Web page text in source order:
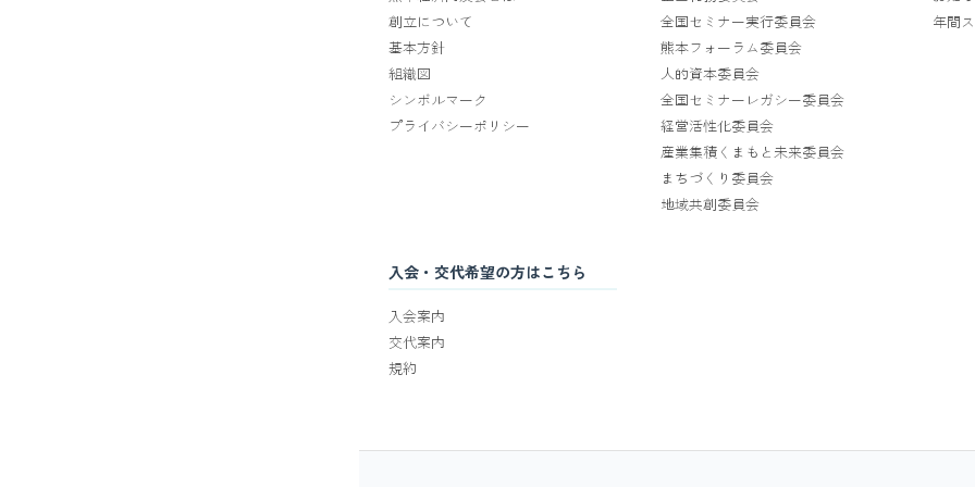
創立について
基本方針
組織図
シンボルマーク
プライバシーポリシー
全国セミナー実行委員会
熊本フォーラム委員会
人的資本委員会
全国セミナーレガシー委員会
経営活性化委員会
産業集積くまもと未来委員会
まちづくり委員会
地域共創委員会
年間
入会・交代希望の方はこちら
入会案内
交代案内
規約